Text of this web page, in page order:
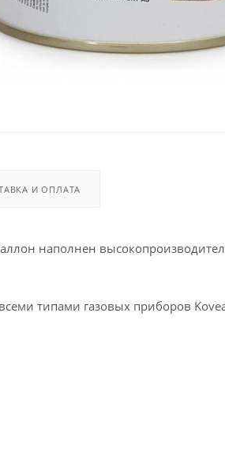
И ОПЛАТА
наполнен
типами газовых приборов